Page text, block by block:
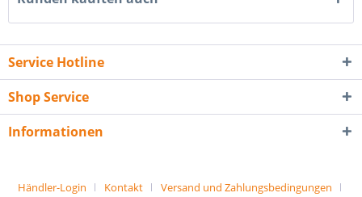
Service Hotline
Shop Service
Informationen
Händler-Login Kontakt Versand und Zahlungsbedingungen